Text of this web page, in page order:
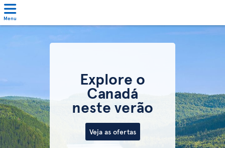
Menu
Explore o
Canadá
neste verão
Veja as ofertas